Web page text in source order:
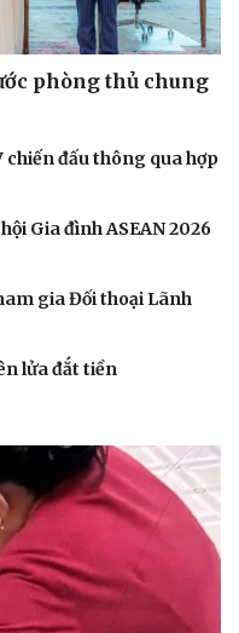
phòng thủ chung
đấu thông qua hợp
Gia đình ASEAN 2026
gia Đối thoại Lãnh
lửa đắt tiền